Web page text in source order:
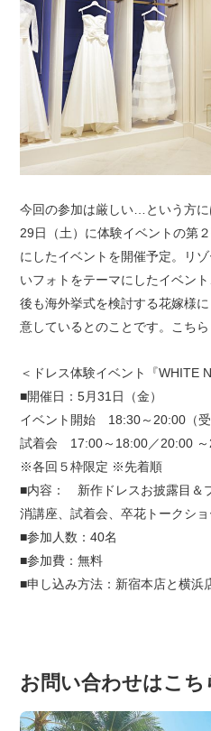
今回の参加は厳しい…という方
29日（土）に体験イベントの第
にしたイベントを開催予定。リ
いフォトをテーマにしたイベン
後も海外挙式を検討する花嫁様
意しているとのことです。こち
＜ドレス体験イベント『WHITE
■開催日：5月31日（金）
イベント開始 18:30～20:00（受
試着会 17:00～18:00／20:00
※各回５枠限定 ※先着順
■内容： 新作ドレスお披露目＆
消講座、試着会、卒花トークシ
■参加人数：40名
■参加費：無料
■申し込み方法：新宿本店と横浜
お問い合わせはこち